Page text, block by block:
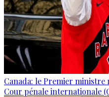
Canada: le Premier ministre
Cour pénale internationale